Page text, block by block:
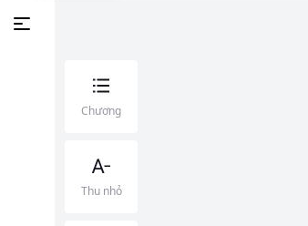
Chương
Thu nhỏ